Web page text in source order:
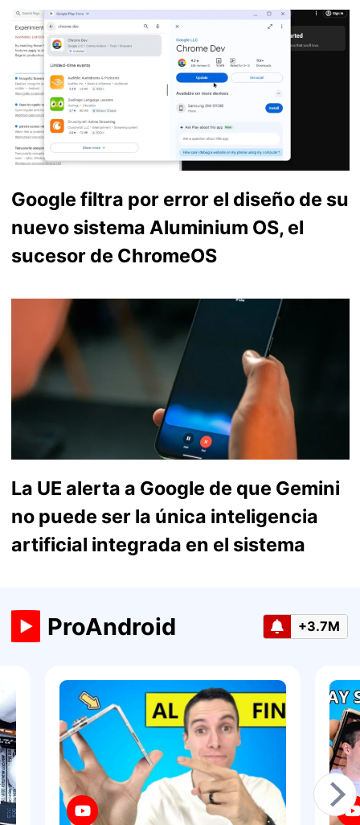
Google filtra por error el diseño de su
nuevo sistema Aluminium OS, el
sucesor de ChromeOS
La UE alerta a Google de que Gemini
no puede ser la única inteligencia
artificial integrada en el sistema
ProAndroid +3.7M